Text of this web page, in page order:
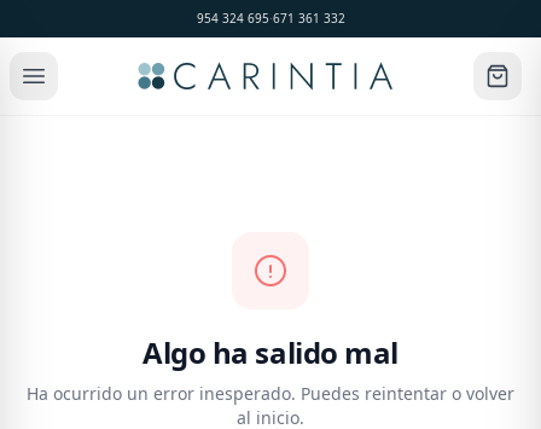
954 324 695·671 361 332
Algo ha salido mal
Ha ocurrido un error inesperado. Puedes reintentar o volver
al inicio.